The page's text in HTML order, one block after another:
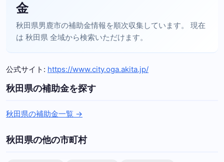
金
秋田県男鹿市の補助金情報を順次収集しています。 現在
は 秋田県 全域から検索いただけます。
公式サイト: https://www.city.oga.akita.jp/
秋田県の補助金を探す
秋田県の補助金一覧 →
秋田県の他の市町村